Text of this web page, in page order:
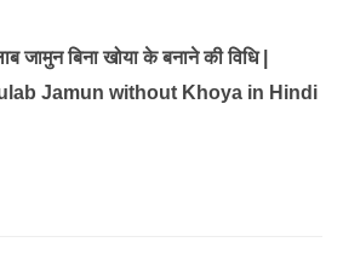
जामुन बिना खोया के बनाने की विधि |
Jamun without Khoya in Hindi